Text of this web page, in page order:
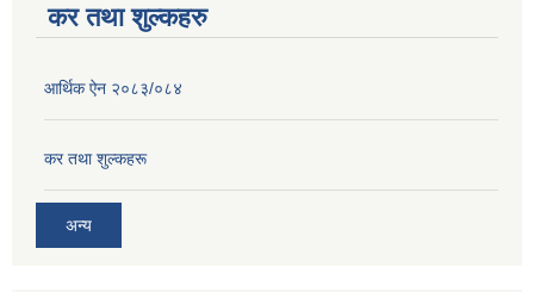
कर तथा शुल्कहरु
आर्थिक ऐन २०८३/०८४
कर तथा शुल्कहरू
अन्य